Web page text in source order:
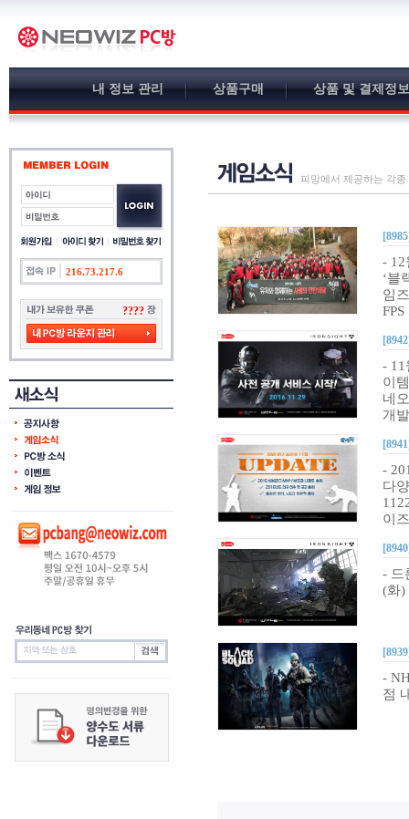
내 정보 관리 상품구매 상품 및 결제정보
216.73.217.6
????
피망에서 제공하는 각
- 12
‘
임
- 11
이
네
개
-
다
이
- 드
(화
-
점